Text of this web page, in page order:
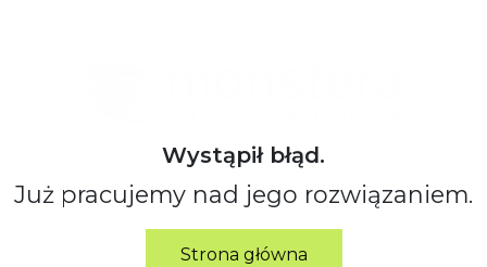
Wystąpił błąd.
Już pracujemy nad jego rozwiązaniem.
Strona główna